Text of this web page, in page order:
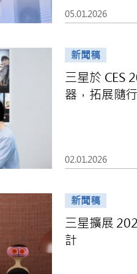
05.01.2026
新聞稿
三星於 CES
器，拓展隨
02.01.2026
新聞稿
三星擴展
計